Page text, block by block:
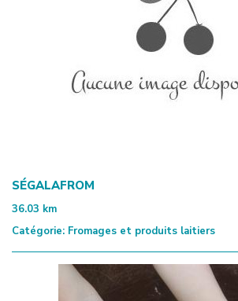
SÉGALAFROM
36.03 km
Catégorie: Fromages et produits laitiers